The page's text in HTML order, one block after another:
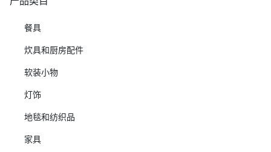
餐具
炊具和厨房配件
软装小物
灯饰
地毯和纺织品
家具